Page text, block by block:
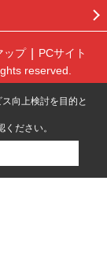
ップ
PCサイト
reserved.
向上検討を目的と
ください。